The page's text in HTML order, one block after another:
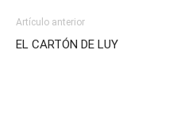
Artículo anterior
EL CARTÓN DE LUY